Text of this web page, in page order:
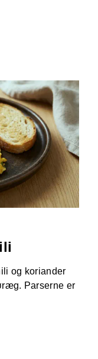
og koriander
Parserne er